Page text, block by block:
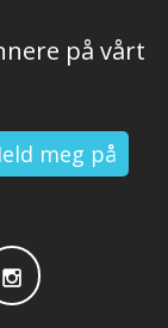
på vårt